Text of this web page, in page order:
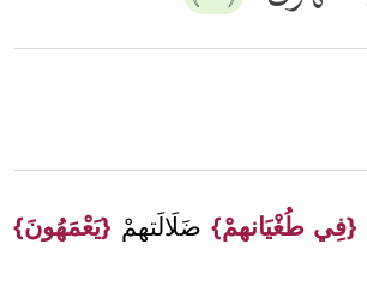
{فِي طُغْيَانهمْ}ضَلَالَتهمْ {يَعْمَهُونَ}